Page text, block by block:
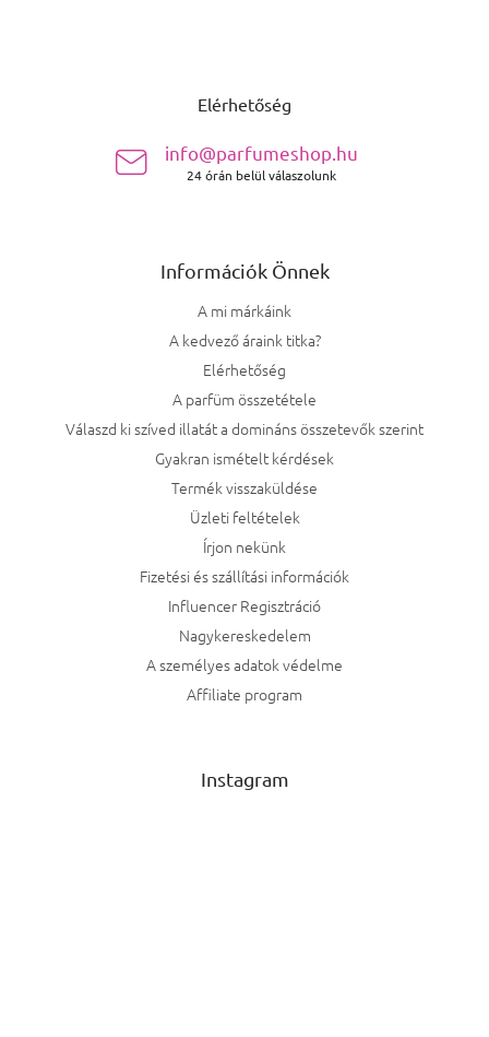
Elérhetőség
info@parfumeshop.hu
24 órán belül válaszolunk
Információk Önnek
A mi márkáink
A kedvező áraink titka?
Elérhetőség
A parfüm összetétele
Válaszd ki szíved illatát a domináns összetevők szerint
Gyakran ismételt kérdések
Termék visszaküldése
Üzleti feltételek
Írjon nekünk
Fizetési és szállítási információk
Influencer Regisztráció
Nagykereskedelem
A személyes adatok védelme
Affiliate program
Instagram